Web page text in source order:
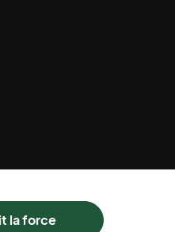
la force